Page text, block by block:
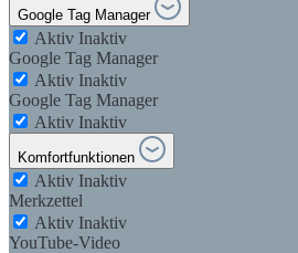
Google Tag Manager
Aktiv Inaktiv
Google Tag Manager
Aktiv Inaktiv
Google Tag Manager
Aktiv Inaktiv
Komfortfunktionen
Aktiv Inaktiv
Merkzettel
Aktiv Inaktiv
YouTube-Video